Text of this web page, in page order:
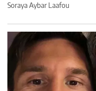
Soraya Aybar Laafou